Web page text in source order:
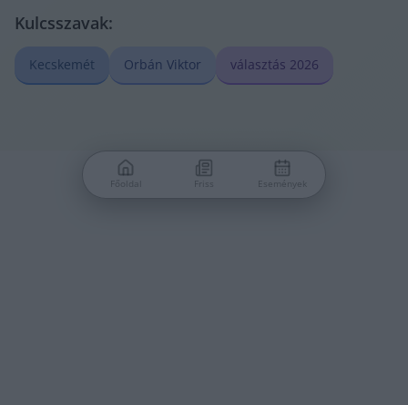
Kulcsszavak:
Kecskemét Orbán Viktor választás 2026
Főoldal Friss Események